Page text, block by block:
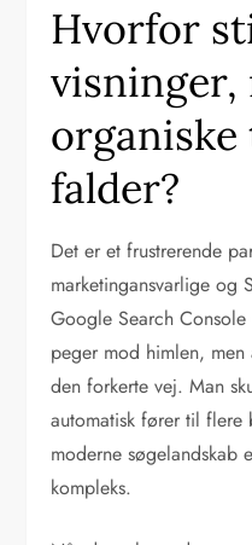
Hvorfor
visninger,
falder?
Det er et frustrerende
marketingansvarlige og
Google Search
peger mod himlen,
den forkerte vej. Man
automatisk fører til flere
moderne søgelandskab
kompleks.